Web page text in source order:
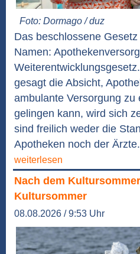
Foto: Dormago / duz
Das beschlossene
Namen:
gesagt die Absicht,
ambulante Versorgung zu
gelingen kann, wird sich
sind freilich weder die
Apotheken noch der
weiterlesen
Nach dem
Kultursommer
08.08.2026 / 9:53 Uhr